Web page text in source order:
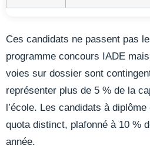
Ces candidats ne passent pas
programme concours IADE
voies sur dossier sont
représenter plus de 5 % de la
l’école. Les candidats à
quota distinct, plafonné à 10 %
année.